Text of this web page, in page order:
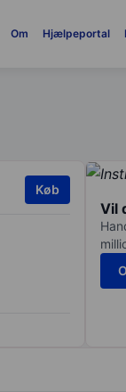
Om Hjælpeportal
Køb
Vil